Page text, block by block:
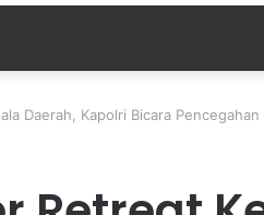
Daerah, Kapolri Bicara Pencegahan